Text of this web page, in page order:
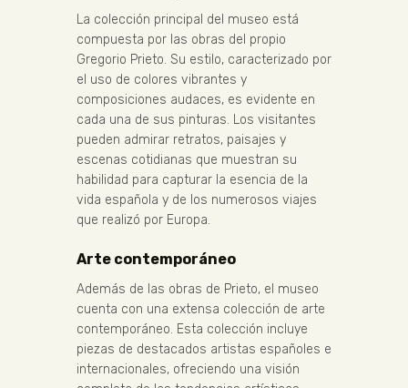
La colección principal del museo está
compuesta por las obras del propio
Gregorio Prieto. Su estilo, caracterizado por
el uso de colores vibrantes y
composiciones audaces, es evidente en
cada una de sus pinturas. Los visitantes
pueden admirar retratos, paisajes y
escenas cotidianas que muestran su
habilidad para capturar la esencia de la
vida española y de los numerosos viajes
que realizó por Europa.
Arte contemporáneo
Además de las obras de Prieto, el museo
cuenta con una extensa colección de arte
contemporáneo. Esta colección incluye
piezas de destacados artistas españoles e
internacionales, ofreciendo una visión